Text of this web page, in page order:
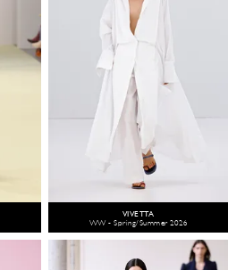
VIVETTA
WW - Spring/Summer 2026